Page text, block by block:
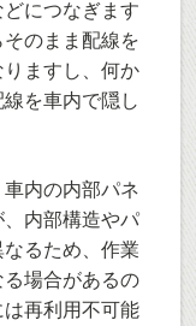
につなぎます
のまま配線を
ますし、何か
を車内で隠し
内の内部パネ
内部構造やパ
るため、作業
場合があるの
再利用不可能